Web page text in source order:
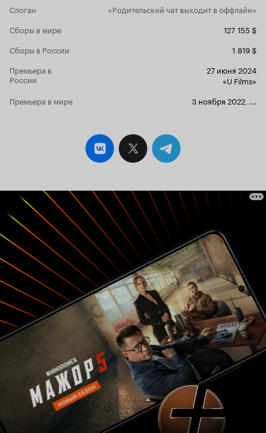
Слоган
«Родительский чат выходит в оффлайн»
Сборы в мире
127 155 $
Сборы в России
1 819 $
Премьера в
России
27 июня 2024
«U Films»
Премьера в мире
3 ноября 2022